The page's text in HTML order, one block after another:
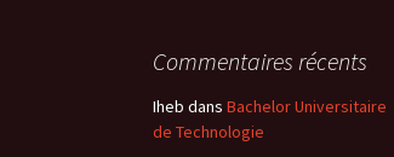
Commentaires récents
Iheb dans Bachelor Universitaire
de Technologie